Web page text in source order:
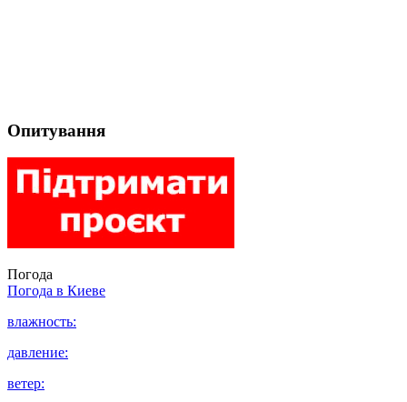
Опитування
Погода
Погода в Киеве
влажность:
давление:
ветер: